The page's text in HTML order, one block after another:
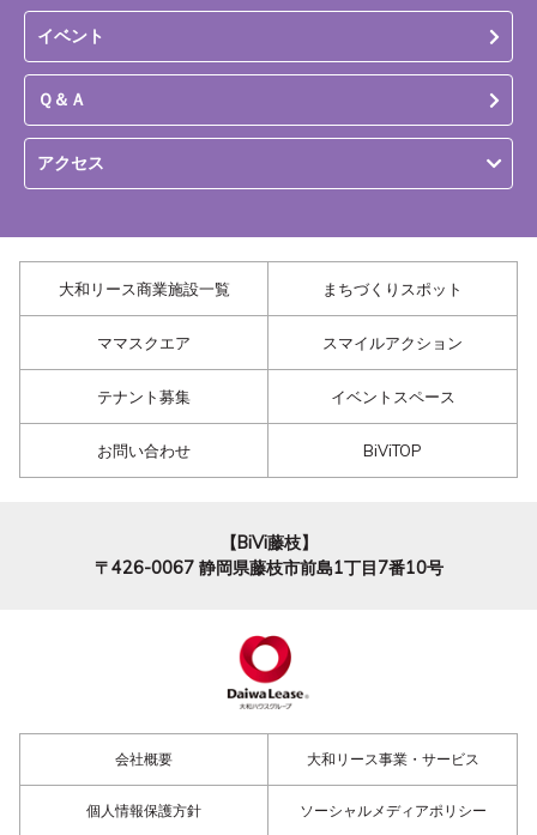
イベント
Ｑ＆Ａ
アクセス
大和リース商業施設一覧 まちづくりスポット
ママスクエア スマイルアクション
テナント募集 イベントスペース
お問い合わせ BiViTOP
【BiVi藤枝】
〒426-0067 静岡県藤枝市前島1丁目7番10号
会社概要 大和リース事業・サービス
個人情報保護方針 ソーシャルメディアポリシー